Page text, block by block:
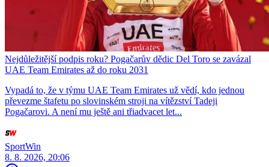
Nejdůležitější podpis roku? Pogačarův dědic Del Toro se zavázal
UAE Team Emirates až do roku 2031
Vypadá to, že v týmu UAE Team Emirates už vědí, kdo jednou
převezme štafetu po slovinském stroji na vítězství Tadeji
Pogačarovi. A není mu ještě ani třiadvacet let...
SportWin
8. 8. 2026, 20:06